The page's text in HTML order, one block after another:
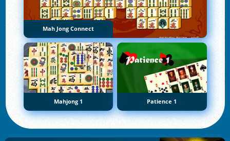
Mah Jong Connect
Mahjong 1 Patience 1